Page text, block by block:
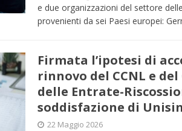
e due organizzazioni del settore
provenienti da sei Paesi europei:
Firmata l’ipotesi di
rinnovo del CCNL e del
delle Entrate-
soddisfazione di Unisin
22 Maggio 2026